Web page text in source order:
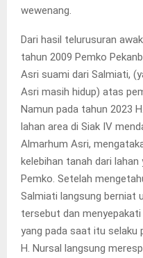
wewenang.
Dari hasil telurusuran
tahun 2009 Pemko
Asri suami dari Salmiati,
Asri masih hidup) atas
Namun pada tahun 2023
lahan area di Siak IV
Almarhum Asri,
kelebihan tanah dari
Pemko. Setelah
Salmiati langsung berniat
tersebut dan
yang pada saat itu selaku
H. Nursal langsung